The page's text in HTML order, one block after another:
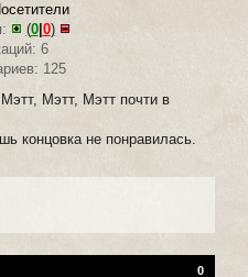
(0| 0)
6
125
Мэтт, Мэтт почти в
концовка не понравилась.
0